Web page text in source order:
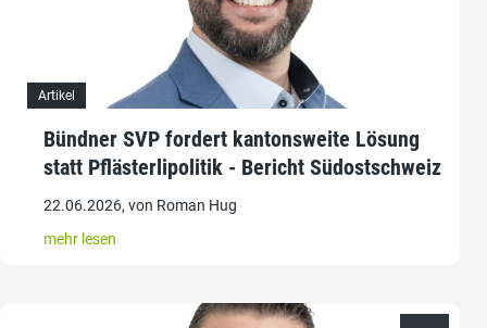
Artikel
Bündner SVP fordert kantonsweite Lösung
statt Pflästerlipolitik - Bericht Südostschweiz
22.06.2026, von Roman Hug
mehr lesen